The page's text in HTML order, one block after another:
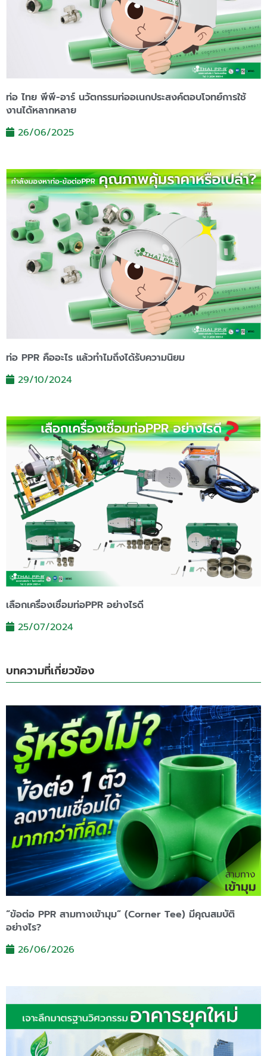
ท่อ ไทย พีพี-อาร์ นวัตกรรมท่ออเนกประสงค์ตอบโจทย์การใช้
งานได้หลากหลาย
26/06/2025
ท่อ PPR คืออะไร แล้วทำไมถึงได้รับความนิยม
29/10/2024
เลือกเครื่องเชื่อมท่อPPR อย่างไรดี
25/07/2024
บทความที่เกี่ยวข้อง
“ข้อต่อ PPR สามทางเข้ามุม” (Corner Tee) มีคุณสมบัติ
อย่างไร?
26/06/2026